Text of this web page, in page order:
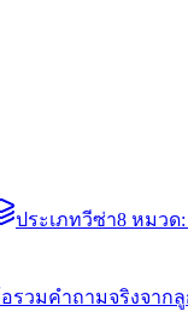
ประเภทวีซ่า8 หมวด:
รวมคำถามจริงจาก